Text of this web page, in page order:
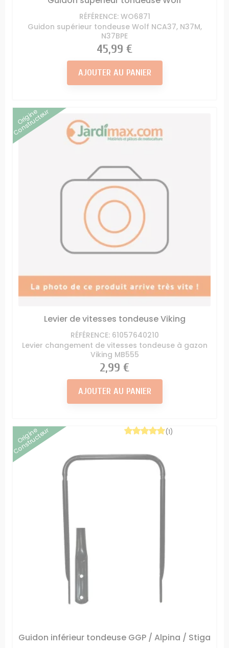
RÉFÉRENCE: WO6871
Guidon supérieur tondeuse Wolf NCA37, N37M,
N37BPE
Prix
45,99 €
AJOUTER AU PANIER
Origine
Constructeur
Levier de vitesses tondeuse Viking
RÉFÉRENCE: 61057640210
Levier changement de vitesses tondeuse à gazon
Viking MB555
Prix
2,99 €
AJOUTER AU PANIER
Origine
Constructeur
Guidon inférieur tondeuse GGP / Alpina / Stiga
(1)